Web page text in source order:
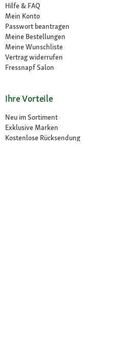
Hilfe & FAQ
Mein Konto
Passwort beantragen
Meine Bestellungen
Meine Wunschliste
Vertrag widerrufen
Fressnapf Salon
Ihre Vorteile
Neu im Sortiment
Exklusive Marken
Kostenlose Rücksendung